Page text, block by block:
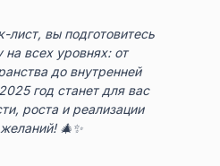
лист, вы подготовитесь
на всех уровнях: от
до внутренней
год станет для вас
роста и реализации
🎄✨